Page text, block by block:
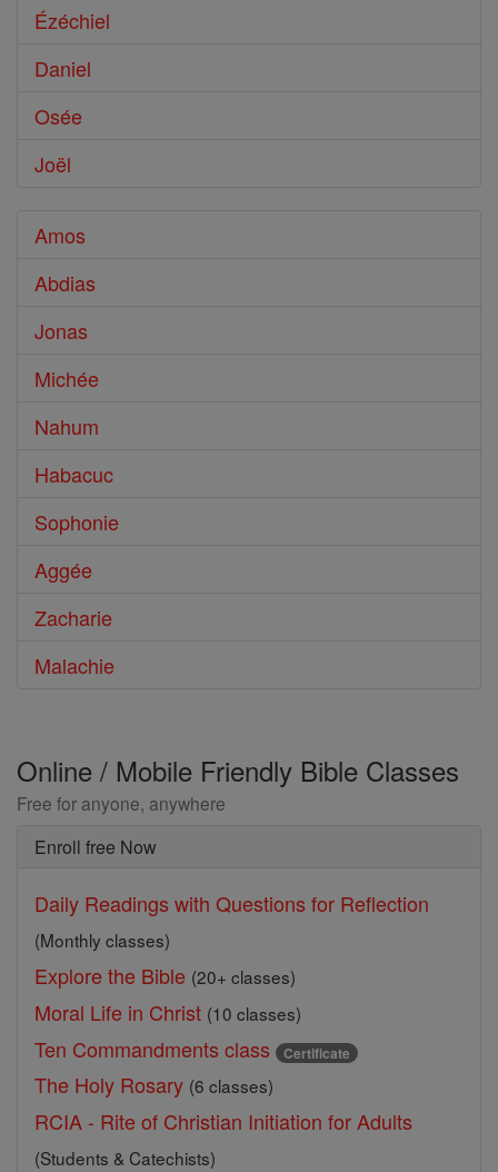
Ézéchiel
Daniel
Osée
Joël
Amos
Abdias
Jonas
Michée
Nahum
Habacuc
Sophonie
Aggée
Zacharie
Malachie
Online / Mobile Friendly Bible Classes
Free for anyone, anywhere
Enroll free Now
Daily Readings with Questions for Reflection
(Monthly classes)
Explore the Bible (20+ classes)
Moral Life in Christ (10 classes)
Ten Commandments class Certificate
The Holy Rosary (6 classes)
RCIA - Rite of Christian Initiation for Adults
(Students & Catechists)